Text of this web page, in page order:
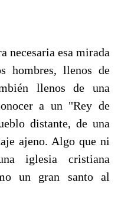
necesaria esa mirada
hombres, llenos de
llenos de una
a un "Rey de
distante, de una
ajeno. Algo que ni
iglesia cristiana
un gran santo al